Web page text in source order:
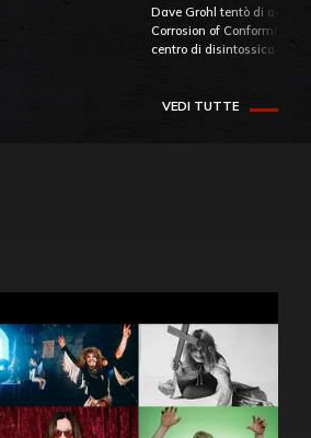
Dave Grohl tentò di
Corrosion of Conformity
centro di
VEDI TUTTE